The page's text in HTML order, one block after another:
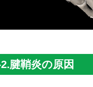
腱鞘炎の原因